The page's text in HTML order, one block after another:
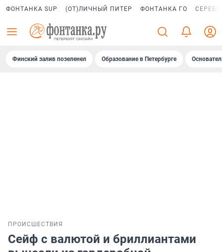
ФОНТАНКА SUP (ОТ)ЛИЧНЫЙ ПИТЕР ФОНТАНКА ГО
Финский залив позеленел Образование в Петербурге
ПРОИСШЕСТВИЯ
Сейф с валютой и бриллиантами